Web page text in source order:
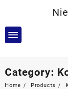
content
Category:
Home Products